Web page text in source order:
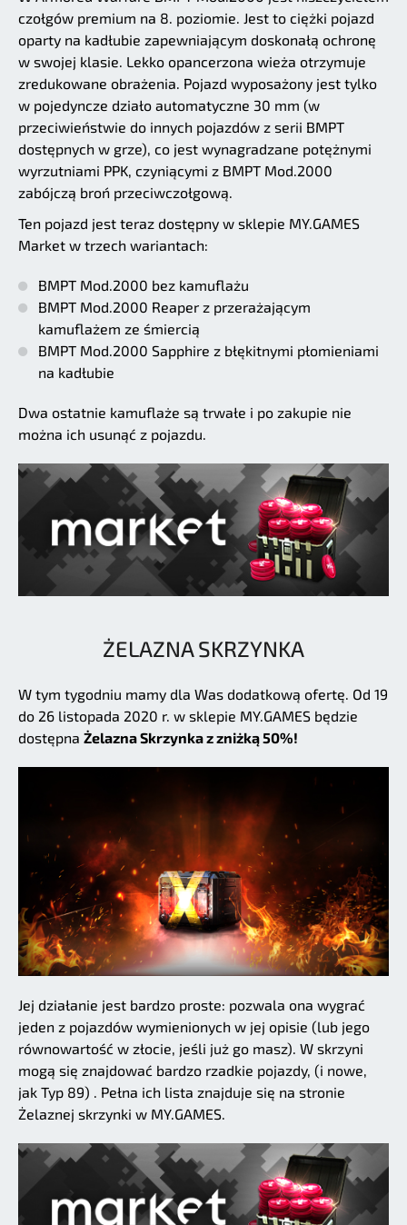
czołgów premium na 8. poziomie. Jest to ciężki pojazd
oparty na kadłubie zapewniającym doskonałą ochronę
w swojej klasie. Lekko opancerzona wieża otrzymuje
zredukowane obrażenia. Pojazd wyposażony jest tylko
w pojedyncze działo automatyczne 30 mm (w
przeciwieństwie do innych pojazdów z serii BMPT
dostępnych w grze), co jest wynagradzane potężnymi
wyrzutniami PPK, czyniącymi z BMPT Mod.2000
zabójczą broń przeciwczołgową.
Ten pojazd jest teraz dostępny w sklepie MY.GAMES
Market w trzech wariantach:
BMPT Mod.2000 bez kamuflażu
BMPT Mod.2000 Reaper z przerażającym
kamuflażem ze śmiercią
BMPT Mod.2000 Sapphire z błękitnymi płomieniami
na kadłubie
Dwa ostatnie kamuflaże są trwałe i po zakupie nie
można ich usunąć z pojazdu.
ŻELAZNA SKRZYNKA
W tym tygodniu mamy dla Was dodatkową ofertę. Od 19
do 26 listopada 2020 r. w sklepie MY.GAMES będzie
dostępna Żelazna Skrzynka z zniżką 50%!
Jej działanie jest bardzo proste: pozwala ona wygrać
jeden z pojazdów wymienionych w jej opisie (lub jego
równowartość w złocie, jeśli już go masz). W skrzyni
mogą się znajdować bardzo rzadkie pojazdy, (i nowe,
jak Typ 89) . Pełna ich lista znajduje się na stronie
Żelaznej skrzynki w MY.GAMES.